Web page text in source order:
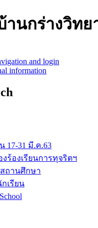
and login
information
17-31 มี.ค.63
งร้องเรียนการทุจริตฯ
ถานศึกษา
กเรียน